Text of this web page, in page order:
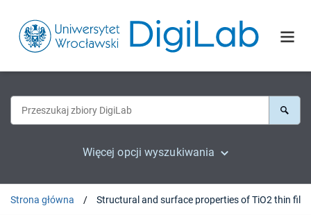
Więcej opcji wyszukiwania
Strona główna